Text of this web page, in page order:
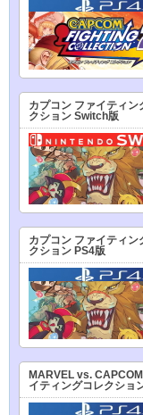
カプコン ファイティン
クション Switch版
カプコン ファイティン
クション PS4版
MARVEL vs.
イティングコレクショ